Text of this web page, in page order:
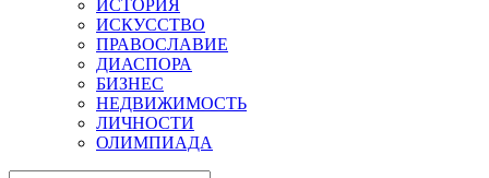
ИСТОРИЯ
ИСКУССТВО
ПРАВОСЛАВИЕ
ДИАСПОРА
БИЗНЕС
НЕДВИЖИМОСТЬ
ЛИЧНОСТИ
ОЛИМПИАДА